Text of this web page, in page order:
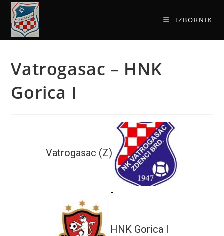
IZBORNIK
Vatrogasac – HNK
Gorica I
Vatrogasac (Z)
-
HNK Gorica I